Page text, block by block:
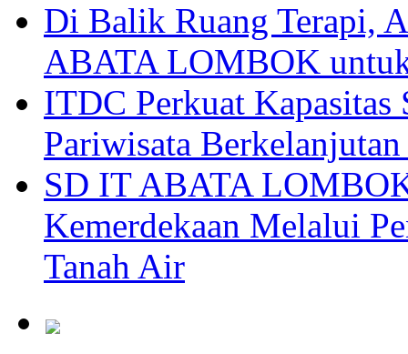
Di Balik Ruang Terapi,
ABATA LOMBOK
ITDC Perkuat
Pariwisata
SD IT ABATA
Kemerdekaan Melalui
Tanah Air